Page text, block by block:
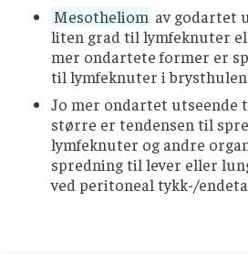
Mesotheliom av godartet
liten grad til lymfeknuter
mer ondartete former er
til lymfeknuter i brysthulen
Jo mer ondartet utseende
større er tendensen til
lymfeknuter og andre
spredning til lever eller
ved peritoneal tykk-/